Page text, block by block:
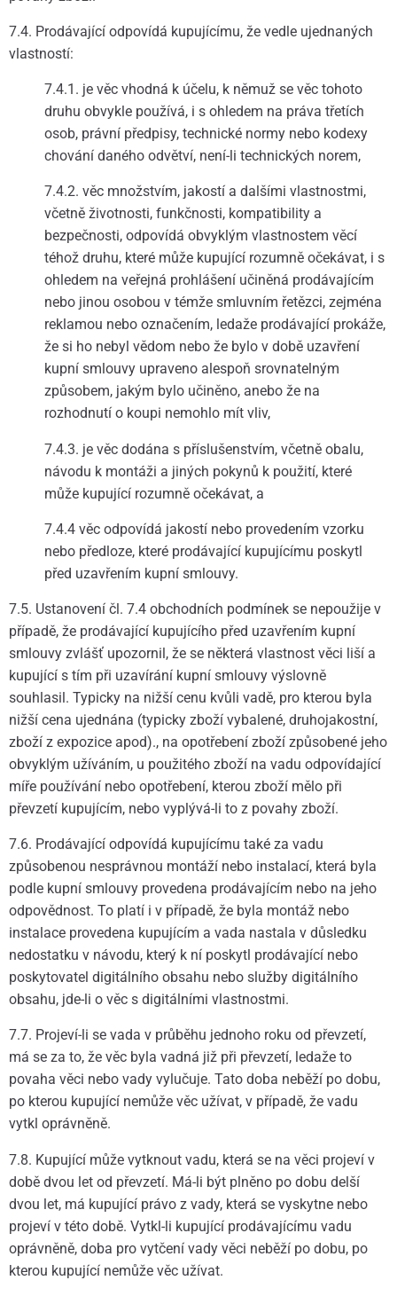
7.4. Prodávající odpovídá kupujícímu, že vedle ujednaných
vlastností:
7.4.1. je věc vhodná k účelu, k němuž se věc tohoto
druhu obvykle používá, i s ohledem na práva třetích
osob, právní předpisy, technické normy nebo kodexy
chování daného odvětví, není-li technických norem,
7.4.2. věc množstvím, jakostí a dalšími vlastnostmi,
včetně životnosti, funkčnosti, kompatibility a
bezpečnosti, odpovídá obvyklým vlastnostem věcí
téhož druhu, které může kupující rozumně očekávat, i s
ohledem na veřejná prohlášení učiněná prodávajícím
nebo jinou osobou v témže smluvním řetězci, zejména
reklamou nebo označením, ledaže prodávající prokáže,
že si ho nebyl vědom nebo že bylo v době uzavření
kupní smlouvy upraveno alespoň srovnatelným
způsobem, jakým bylo učiněno, anebo že na
rozhodnutí o koupi nemohlo mít vliv,
7.4.3. je věc dodána s příslušenstvím, včetně obalu,
návodu k montáži a jiných pokynů k použití, které
může kupující rozumně očekávat, a
7.4.4 věc odpovídá jakostí nebo provedením vzorku
nebo předloze, které prodávající kupujícímu poskytl
před uzavřením kupní smlouvy.
7.5. Ustanovení čl. 7.4 obchodních podmínek se nepoužije v
případě, že prodávající kupujícího před uzavřením kupní
smlouvy zvlášť upozornil, že se některá vlastnost věci liší a
kupující s tím při uzavírání kupní smlouvy výslovně
souhlasil. Typicky na nižší cenu kvůli vadě, pro kterou byla
nižší cena ujednána (typicky zboží vybalené, druhojakostní,
zboží z expozice apod)., na opotřebení zboží způsobené jeho
obvyklým užíváním, u použitého zboží na vadu odpovídající
míře používání nebo opotřebení, kterou zboží mělo při
převzetí kupujícím, nebo vyplývá-li to z povahy zboží.
7.6. Prodávající odpovídá kupujícímu také za vadu
způsobenou nesprávnou montáží nebo instalací, která byla
podle kupní smlouvy provedena prodávajícím nebo na jeho
odpovědnost. To platí i v případě, že byla montáž nebo
instalace provedena kupujícím a vada nastala v důsledku
nedostatku v návodu, který k ní poskytl prodávající nebo
poskytovatel digitálního obsahu nebo služby digitálního
obsahu, jde-li o věc s digitálními vlastnostmi.
7.7. Projeví-li se vada v průběhu jednoho roku od převzetí,
má se za to, že věc byla vadná již při převzetí, ledaže to
povaha věci nebo vady vylučuje. Tato doba neběží po dobu,
po kterou kupující nemůže věc užívat, v případě, že vadu
vytkl oprávněně.
7.8. Kupující může vytknout vadu, která se na věci projeví v
době dvou let od převzetí. Má-li být plněno po dobu delší
dvou let, má kupující právo z vady, která se vyskytne nebo
projeví v této době. Vytkl-li kupující prodávajícímu vadu
oprávněně, doba pro vytčení vady věci neběží po dobu, po
kterou kupující nemůže věc užívat.